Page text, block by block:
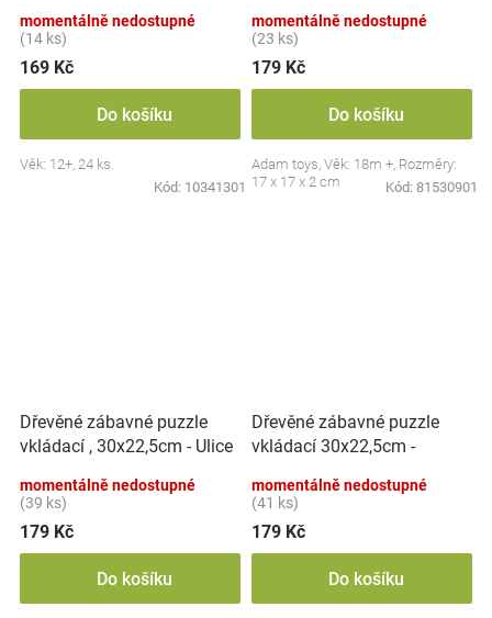
momentálně nedostupné
(14 ks)
169 Kč
Do košíku
Věk: 12+, 24 ks.
Kód: 10341301
momentálně nedostupné
(23 ks)
179 Kč
Do košíku
Adam toys, Věk: 18m +, Rozměry:
17 x 17 x 2 cm
Kód: 81530901
Dřevěné zábavné puzzle
vkládací , 30x22,5cm - Ulice
momentálně nedostupné
(39 ks)
179 Kč
Do košíku
Dřevěné zábavné puzzle
vkládací 30x22,5cm -
momentálně nedostupné
(41 ks)
179 Kč
Do košíku